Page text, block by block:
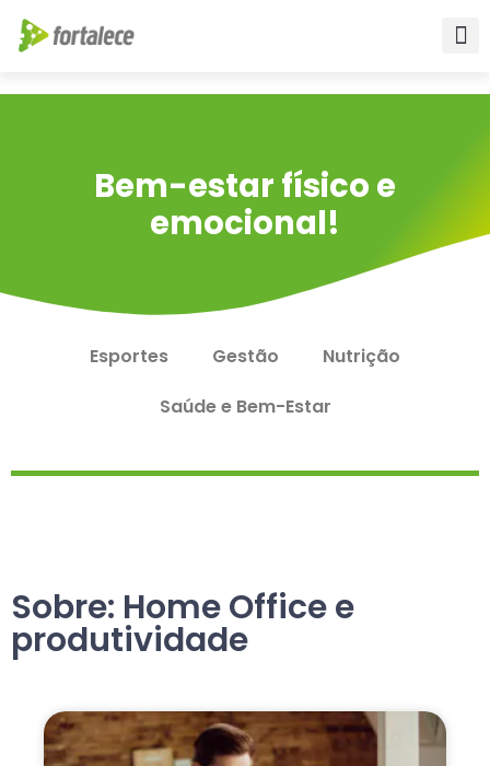
Bem-estar físico e
emocional!
Esportes Gestão
Nutrição
Saúde e Bem-Estar
Sobre: Home Office e
produtividade